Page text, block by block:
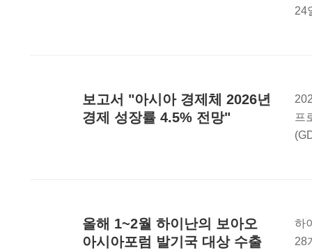
24
보고서 "아시아 경제체 2026년
경제 성장률 4.5% 전망"
프
올해 1~2월 하이난의 보아오
아시아포럼 발기국 대상 수출
하
28